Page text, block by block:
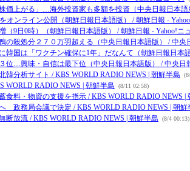
価上がる」…海外投資家も多額を投資（中央日報日本語
オンライン公開（朝鮮日報日本語版） / 朝鮮日報 -
（9日0時）（朝鮮日報日本語版） / 朝鮮日報 - Yahoo!ニ
殺処分２７０万羽超える（中央日報日本語版） / 中央
韓国は「ワクチン確保に1年」だなんて（朝鮮日報日本
位…興味・自信は最下位（中央日報日本語版） / 中央日
分析サイト / KBS WORLD RADIO NEWS | 朝鮮半島
RADIO NEWS | 朝鮮半島 (8/11 02:58)
料・物資の支援を指示 / KBS WORLD RADIO NEWS |
政務局会議で決定 / KBS WORLD RADIO NEWS | 朝鮮
放流 / KBS WORLD RADIO NEWS | 朝鮮半島 (8/4 00:13)